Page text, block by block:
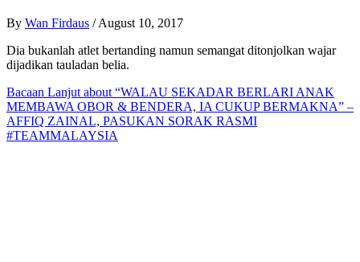
By Wan Firdaus / August 10, 2017
Dia bukanlah atlet bertanding namun semangat ditonjolkan wajar
dijadikan tauladan belia.
Bacaan Lanjut about “WALAU SEKADAR BERLARI ANAK
MEMBAWA OBOR & BENDERA, IA CUKUP BERMAKNA” –
AFFIQ ZAINAL, PASUKAN SORAK RASMI
#TEAMMALAYSIA